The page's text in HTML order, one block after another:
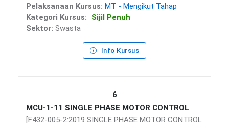
Pelaksanaan Kursus: MT - Mengikut Tahap
Kategori Kursus:
Sijil Penuh
Sektor: Swasta
Info Kursus
6
MCU-1-11 SINGLE PHASE MOTOR CONTROL
[F432-005-2:2019 SINGLE PHASE MOTOR CONTROL